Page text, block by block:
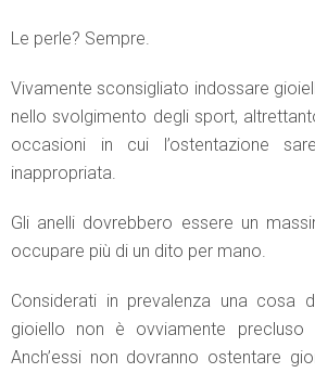
Le perle? Sempre.
Vivamente sconsigliato indossare
nello svolgimento degli sport,
occasioni in cui l’ostentazione
inappropriata.
Gli anelli dovrebbero essere un
occupare più di un dito per mano.
Considerati in prevalenza una cosa
gioiello non è ovviamente precluso
Anch’essi non dovranno ostentare